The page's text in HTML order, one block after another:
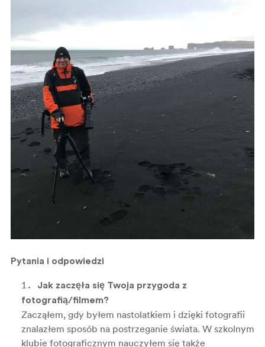
Pytania i odpowiedzi
Jak zaczęła się Twoja przygoda z
fotografią/filmem?
Zacząłem, gdy byłem nastolatkiem i dzięki fotografii
znalazłem sposób na postrzeganie świata. W szkolnym
klubie fotograficznym nauczyłem się także